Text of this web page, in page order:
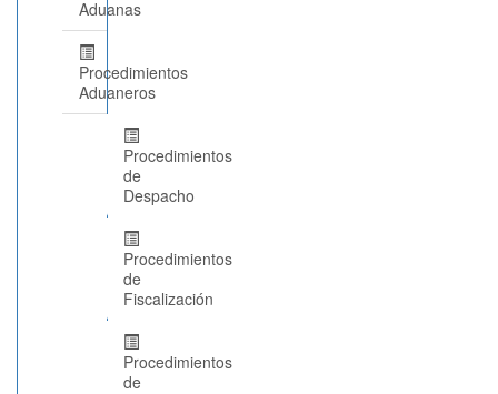
Aduanas
Procedimientos
Aduaneros
Procedimientos
de
Despacho
Procedimientos
de
Fiscalización
Procedimientos
de